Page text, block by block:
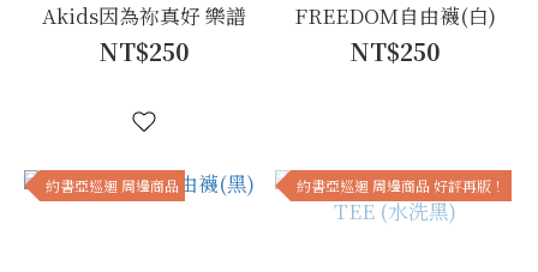
Akids因為祢真好 樂譜
NT$250
FREEDOM自由襪(白)
NT$250
約書亞巡迴 周邊商品 約書亞巡迴 周邊商品 好評再版！